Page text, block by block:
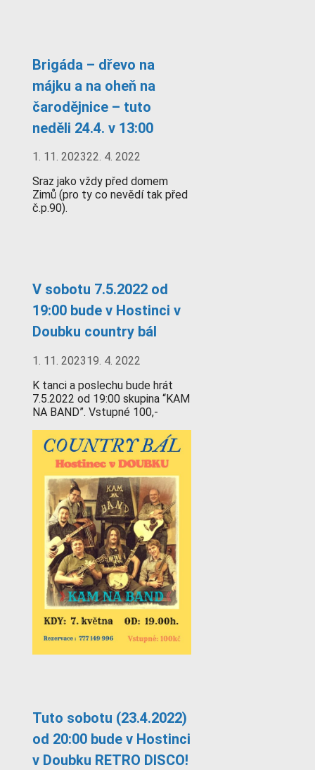
Brigáda – dřevo na
májku a na oheň na
čarodějnice – tuto
neděli 24.4. v 13:00
1. 11. 202322. 4. 2022
Sraz jako vždy před domem
Zimů (pro ty co nevědí tak před
č.p.90).
V sobotu 7.5.2022 od
19:00 bude v Hostinci v
Doubku country bál
1. 11. 202319. 4. 2022
K tanci a poslechu bude hrát
7.5.2022 od 19:00 skupina “KAM
NA BAND”. Vstupné 100,-
Tuto sobotu (23.4.2022)
od 20:00 bude v Hostinci
v Doubku RETRO DISCO!